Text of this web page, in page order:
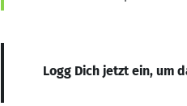
Logg Dich jetzt ein, um